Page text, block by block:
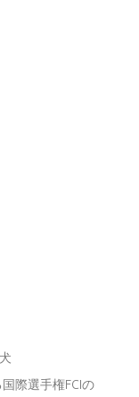
際選手権FCIの